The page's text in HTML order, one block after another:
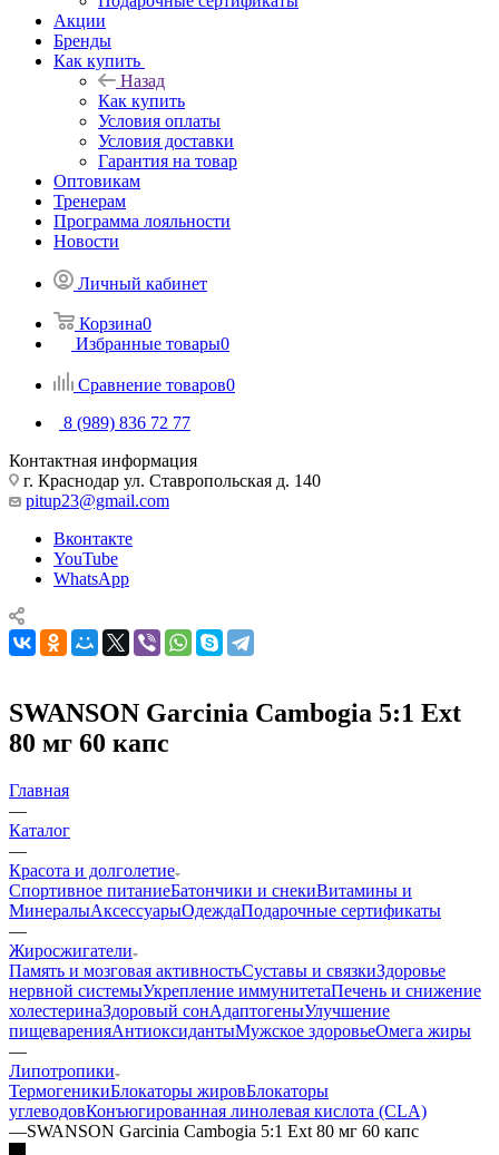
Акции
Бренды
Как купить
Назад
Как купить
Условия оплаты
Условия доставки
Гарантия на товар
Оптовикам
Тренерам
Программа лояльности
Новости
Личный кабинет
Корзина0
Избранные товары0
Сравнение товаров0
8 (989) 836 72 77
Контактная информация
г. Краснодар ул. Ставропольская д. 140
pitup23@gmail.com
Вконтакте
YouTube
WhatsApp
SWANSON Garcinia Cambogia 5:1 Ext
80 мг 60 капс
Главная
—
Каталог
—
Красота и долголетие
Спортивное питаниеБатончики и снекиВитамины и
МинералыАксессуарыОдеждаПодарочные сертификаты
—
Жиросжигатели
Память и мозговая активностьСуставы и связкиЗдоровье
нервной системыУкрепление иммунитетаПечень и снижение
холестеринаЗдоровый сонАдаптогеныУлучшение
пищеваренияАнтиоксидантыМужское здоровьеОмега жиры
—
Липотропики
ТермогеникиБлокаторы жировБлокаторы
углеводовКонъюгированная линолевая кислота (CLA)
—SWANSON Garcinia Cambogia 5:1 Ext 80 мг 60 капс